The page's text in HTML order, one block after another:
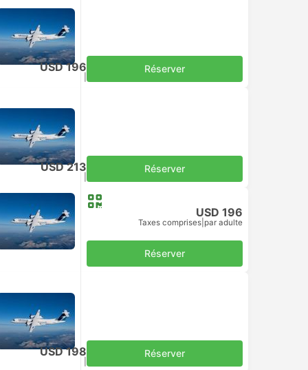
USD 196 Réserver
USD 213 Réserver
USD 196
Taxes comprises par adulte
Réserver
USD 198 Réserver